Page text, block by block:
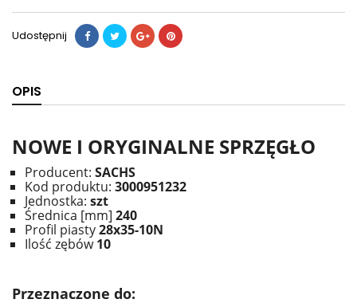
Udostępnij
OPIS
NOWE I ORYGINALNE SPRZĘGŁO
Producent: SACHS
Kod produktu: 3000951232
Jednostka: szt
Średnica [mm] 240
Profil piasty28x35-10N
Ilość zębów10
Przeznaczone do: